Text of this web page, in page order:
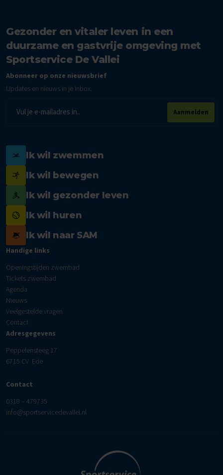
Gezonder en vitaler leven in een
duurzame en gastvrije omgeving met
Sportservice De Vallei
Abonneer op onze nieuwsbrief
Updates en nieuws in je inbox.
E-
mailadres
Aanmelden
Ik wil zwemmen
Ik wil bewegen
Ik wil gezonder leven
Ik wil huren
Ik wil naar SAM
Handige links
Openingstijden zwembad
Tickets zwembad
Agenda
Nieuws
Veelgestelde vragen
Contact
Adresgegevens
Peppelensteeg 17
6715 CV Ede
Contact
0318 – 479735
info@sportservicedevallei.nl